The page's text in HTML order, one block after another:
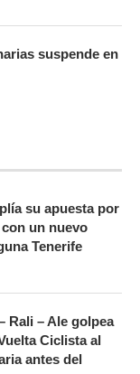
suspende en
su apuesta por
un nuevo
Tenerife
Rali – Ale golpea
Ciclista al
antes del